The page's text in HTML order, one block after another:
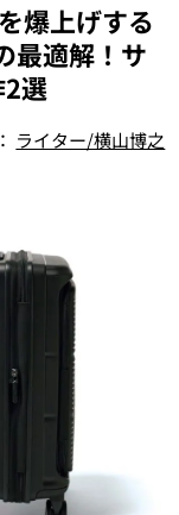
爆上げする
最適解！サ
選
ライター/横山博之